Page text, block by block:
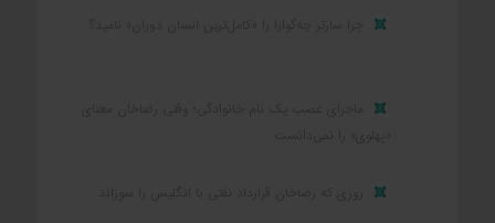
چرا سارتر چه‌گوارا را «کامل‌ترین انسان دوران» نامید؟
ماجرای غصب یک نام خانوادگی؛ وقتی رضاخان معنای
«پهلوی» را نمی‌دانست